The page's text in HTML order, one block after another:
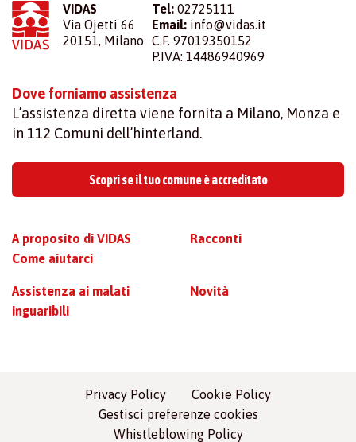
VIDAS
Via Ojetti 66
20151, Milano
Tel: 02725111
Email: info@vidas.it
C.F. 97019350152
P.IVA: 14486940969
Dove forniamo assistenza
L’assistenza diretta viene fornita a Milano, Monza e
in 112 Comuni dell’hinterland.
Scopri se il tuo comune è accreditato
A proposito di VIDAS
Come aiutarci
Assistenza ai malati
inguaribili
Racconti
Novità
Privacy Policy
Cookie Policy
Gestisci preferenze cookies
Whistleblowing Policy